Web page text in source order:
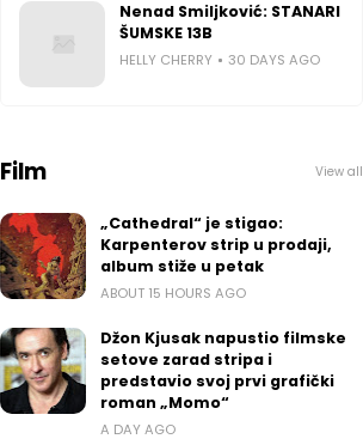
Nenad Smiljković: STANARI
ŠUMSKE 13B
HELLY CHERRY 30 DAYS AGO
Film View all
„Cathedral“ je stigao:
Karpenterov strip u prodaji,
album stiže u petak
ABOUT 15 HOURS AGO
Džon Kjusak napustio filmske
setove zarad stripa i
predstavio svoj prvi grafički
roman „Momo“
A DAY AGO